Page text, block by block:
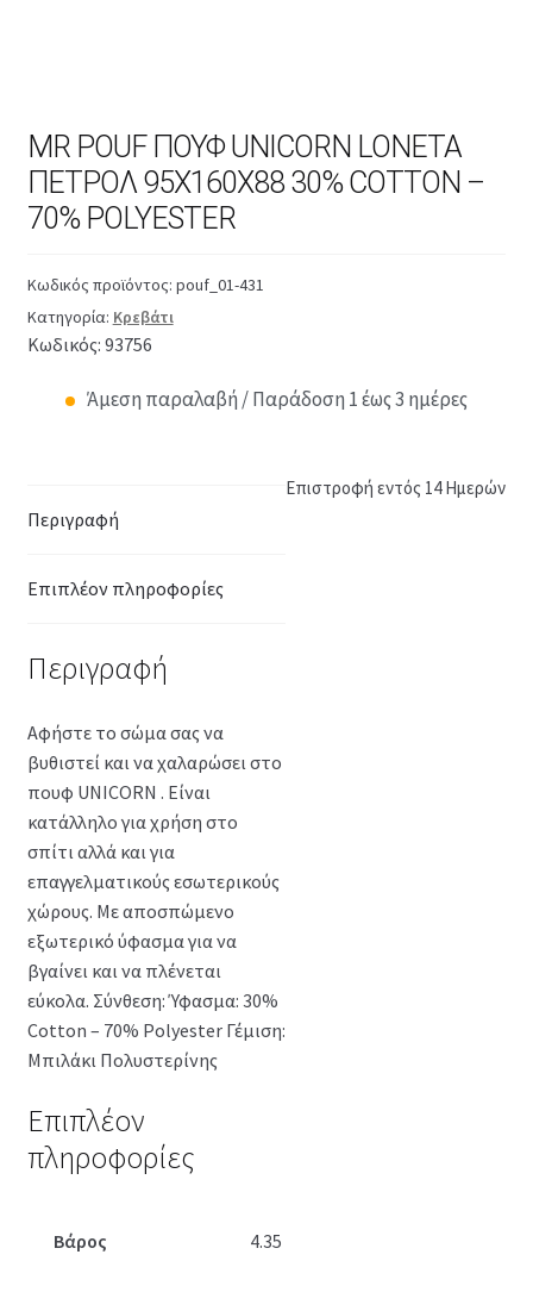
MR POUF ΠΟΥΦ UNICORN LONETA
ΠΕΤΡΌΛ 95X160X88 30% COTTON –
70% POLYESTER
Κωδικός προϊόντος: pouf_01-431
Κατηγορία: Κρεβάτι
Κωδικός: 93756
Άμεση παραλαβή / Παράδοση 1 έως 3 ημέρες
Επιστροφή εντός 14 Ημερών
Περιγραφή
Επιπλέον πληροφορίες
Περιγραφή
Αφήστε το σώμα σας να
βυθιστεί και να χαλαρώσει στο
πουφ UNICORN . Είναι
κατάλληλο για χρήση στο
σπίτι αλλά και για
επαγγελματικούς εσωτερικούς
χώρους. Με αποσπώμενο
εξωτερικό ύφασμα για να
βγαίνει και να πλένεται
εύκολα. Σύνθεση: Ύφασμα: 30%
Cotton – 70% Polyester Γέμιση:
Μπιλάκι Πολυστερίνης
Επιπλέον
πληροφορίες
Βάρος 4.35 κ.